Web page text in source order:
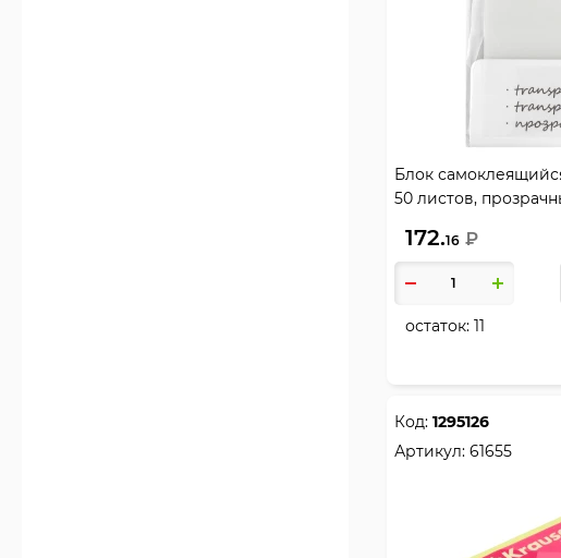
Блок
50 листов,
172.16 ₽
остаток: 11
Код: 1295126
Артикул: 61655